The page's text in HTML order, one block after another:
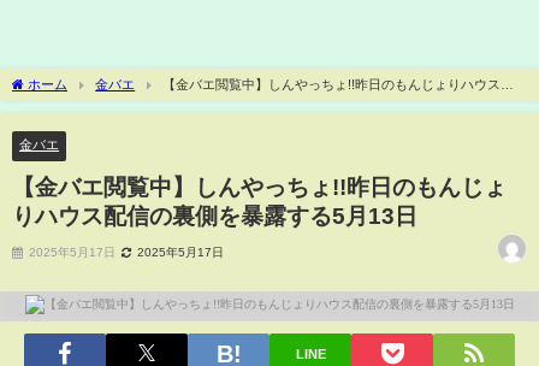
ホーム 金バエ
【金バエ閲覧中】しんやっちょ!!昨日のもんじょりハウス配
信の裏側を暴露する5月13日
金バエ
【金バエ閲覧中】しんやっちょ!!昨日のもんじょ
りハウス配信の裏側を暴露する5月13日
2025年5月17日 2025年5月17日
LINE